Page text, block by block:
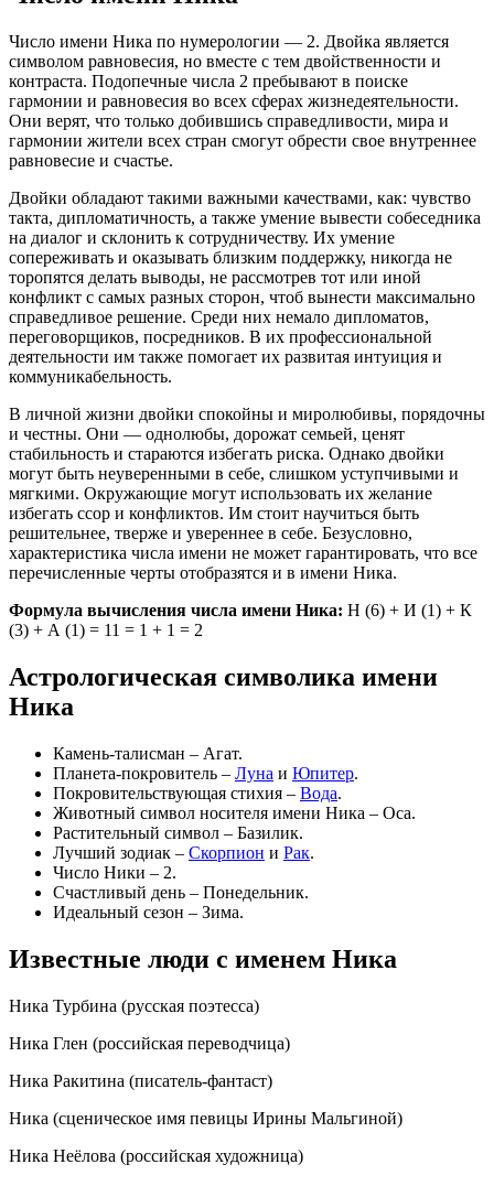
Число имени Ника по нумерологии — 2. Двойка является
символом равновесия, но вместе с тем двойственности и
контраста. Подопечные числа 2 пребывают в поиске
гармонии и равновесия во всех сферах жизнедеятельности.
Они верят, что только добившись справедливости, мира и
гармонии жители всех стран смогут обрести свое внутреннее
равновесие и счастье.
Двойки обладают такими важными качествами, как: чувство
такта, дипломатичность, а также умение вывести собеседника
на диалог и склонить к сотрудничеству. Их умение
сопереживать и оказывать близким поддержку, никогда не
торопятся делать выводы, не рассмотрев тот или иной
конфликт с самых разных сторон, чтоб вынести максимально
справедливое решение. Среди них немало дипломатов,
переговорщиков, посредников. В их профессиональной
деятельности им также помогает их развитая интуиция и
коммуникабельность.
В личной жизни двойки спокойны и миролюбивы, порядочны
и честны. Они — однолюбы, дорожат семьей, ценят
стабильность и стараются избегать риска. Однако двойки
могут быть неуверенными в себе, слишком уступчивыми и
мягкими. Окружающие могут использовать их желание
избегать ссор и конфликтов. Им стоит научиться быть
решительнее, тверже и увереннее в себе. Безусловно,
характеристика числа имени не может гарантировать, что все
перечисленные черты отобразятся и в имени Ника.
Формула вычисления числа имени Ника: Н (6) + И (1) + К
(3) + А (1) = 11 = 1 + 1 = 2
Астрологическая символика имени
Ника
Камень-талисман – Агат.
Планета-покровитель – Луна и Юпитер.
Покровительствующая стихия – Вода.
Животный символ носителя имени Ника – Оса.
Растительный символ – Базилик.
Лучший зодиак – Скорпион и Рак.
Число Ники – 2.
Счастливый день – Понедельник.
Идеальный сезон – Зима.
Известные люди с именем Ника
Ника Турбина (русская поэтесса)
Ника Глен (российская переводчица)
Ника Ракитина (писатель-фантаст)
Ника (сценическое имя певицы Ирины Мальгиной)
Ника Неёлова (российская художница)